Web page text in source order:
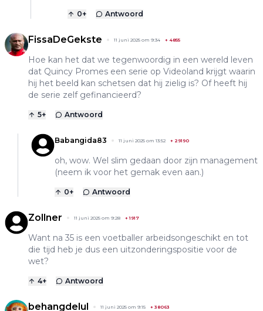
0+ Antwoord
FissaDeGekste 11 juni 2025 om 9:34 + 4855
Hoe kan het dat we tegenwoordig in een wereld leven
dat Quincy Promes een serie op Videoland krijgt waarin
hij het beeld kan schetsen dat hij zielig is? Of heeft hij
de serie zelf gefinancieerd?
5+ Antwoord
Babangida83 11 juni 2025 om 13:52 + 29190
oh, wow. Wel slim gedaan door zijn management
(neem ik voor het gemak even aan.)
0+ Antwoord
Zollner 11 juni 2025 om 9:28 +1917
Want na 35 is een voetballer arbeidsongeschikt en tot
die tijd heb je dus een uitzonderingspositie voor de
wet?
4+ Antwoord
behangdelul 11 juni 2025 om 9:15 + 38063